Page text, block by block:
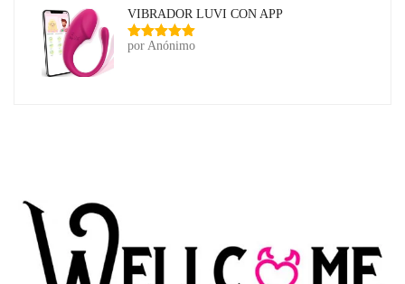
VIBRADOR LUVI CON APP
Valorado
por Anónimo